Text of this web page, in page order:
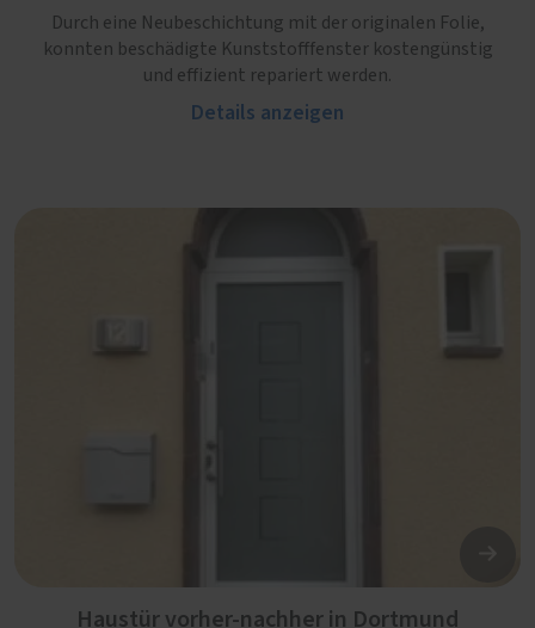
Durch eine Neubeschichtung mit der originalen Folie,
konnten beschädigte Kunststofffenster kostengünstig
und effizient repariert werden.
Details anzeigen
Haustür vorher-nachher in Dortmund